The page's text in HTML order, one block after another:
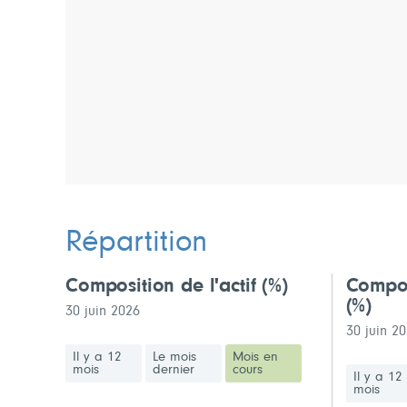
Répartition
Composition de l'actif(%)
30 juin 2026
Il y a 12
mois
Le mois
dernier
Mois en
cours
(%)
30 juin
Il y a 12
mois